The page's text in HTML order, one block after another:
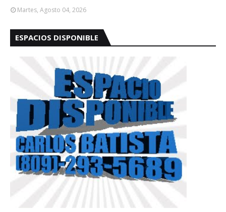
Martes, Agosto 04, 2026
ESPACIOS DISPONIBLE